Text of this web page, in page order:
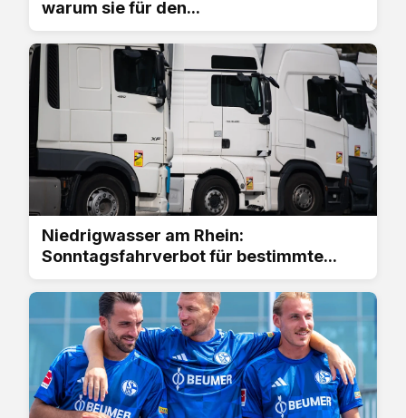
warum sie für den...
Niedrigwasser am Rhein:
Sonntagsfahrverbot für bestimmte...